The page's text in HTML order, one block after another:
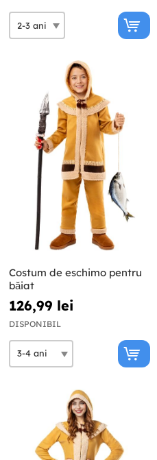
Costum de eschimo pentru
băiat
126,99 lei
DISPONIBIL